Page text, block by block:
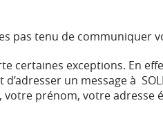
pas tenu de
certaines exceptions. En
un message à
votre prénom, votre